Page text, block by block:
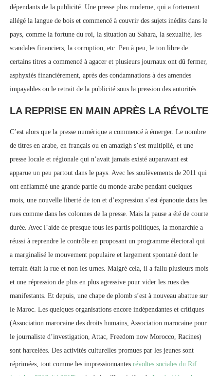
dépendants de la publicité. Une presse plus moderne, qui a fortement
allégé la langue de bois et commencé à couvrir des sujets inédits dans le
pays, comme la fortune du roi, la situation au Sahara, la sexualité, les
scandales financiers, la corruption, etc. Peu à peu, le ton libre de
certains titres a commencé à agacer et plusieurs journaux ont dû fermer,
asphyxiés financièrement, après des condamnations à des amendes
impayables ou le retrait de la publicité sous la pression des autorités.
LA REPRISE EN MAIN APRÈS LA RÉVOLTE
C’est alors que la presse numérique a commencé à émerger. Le nombre
de titres en arabe, en français ou en amazigh s’est multiplié, et une
presse locale et régionale qui n’avait jamais existé auparavant est
apparue un peu partout dans le pays. Avec les soulèvements de 2011 qui
ont enflammé une grande partie du monde arabe pendant quelques
mois, une nouvelle liberté de ton et d’expression s’est épanouie dans les
rues comme dans les colonnes de la presse. Mais la pause a été de courte
durée. Avec l’aide de presque tous les partis politiques, la monarchie a
réussi à reprendre le contrôle en proposant un programme électoral qui
a marginalisé le mouvement populaire et largement spontané dont le
terrain était la rue et non les urnes. Malgré cela, il a fallu plusieurs mois
et une répression de plus en plus agressive pour vider les rues des
manifestants. Et depuis, une chape de plomb s’est à nouveau abattue sur
le Maroc. Les quelques organisations encore indépendantes et critiques
(Association marocaine des droits humains, Association marocaine pour
le journaliste d’investigation, Attac, Freedom now Morocco, Racines)
sont harcelées. Des activités culturelles promues par les jeunes sont
réprimées, tout comme les impressionnantes révoltes sociales du Rif